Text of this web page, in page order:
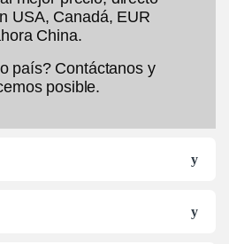
USA, Canadá, EUR
China.
país? Contáctanos y
posible.